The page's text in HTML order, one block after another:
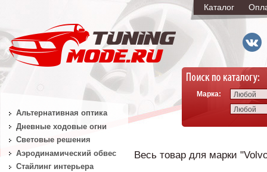
Каталог
Марка:
Любой
Любой
Весь товар для марки
Альтернативная оптика
Дневные ходовые огни
Световые решения
Аэродинамический обвес
Стайлинг интерьера